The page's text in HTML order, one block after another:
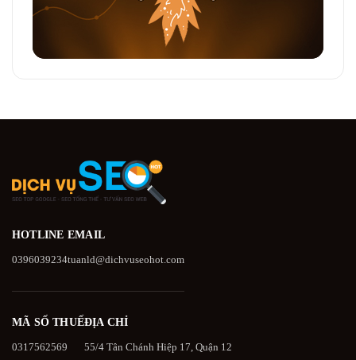
HOTLINE
0396039234
EMAIL
tuanld@dichvuseohot.com
MÃ SỐ THUẾ
0317562569
ĐỊA CHỈ
55/4 Tân Chánh Hiệp 17, Quận 12